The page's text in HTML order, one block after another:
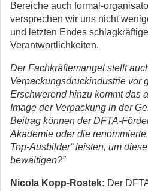
Bereiche auch formal-
versprechen wir uns nicht
und letzten Endes
Verantwortlichkeiten.
Der Fachkräftemangel stellt
Verpackungsdruckindustrie vor
Erschwerend hinzu kommt das
Image der Verpackung in der
Beitrag können der DFTA-
Akademie oder die
Top-Ausbilder“ leisten, um
bewältigen?”
Nicola Kopp-Rostek: Der